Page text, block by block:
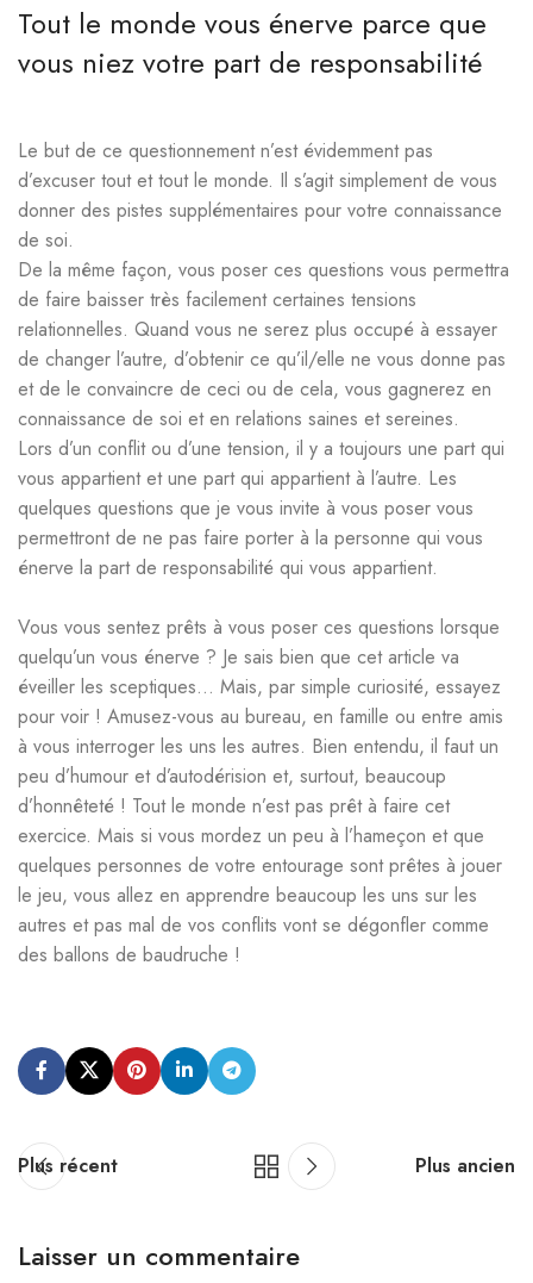
Tout le monde vous énerve parce que
vous niez votre part de responsabilité
Le but de ce questionnement n’est évidemment pas
d’excuser tout et tout le monde. Il s’agit simplement de vous
donner des pistes supplémentaires pour votre connaissance
de soi.
De la même façon, vous poser ces questions vous permettra
de faire baisser très facilement certaines tensions
relationnelles. Quand vous ne serez plus occupé à essayer
de changer l’autre, d’obtenir ce qu’il/elle ne vous donne pas
et de le convaincre de ceci ou de cela, vous gagnerez en
connaissance de soi et en relations saines et sereines.
Lors d’un conflit ou d’une tension, il y a toujours une part qui
vous appartient et une part qui appartient à l’autre. Les
quelques questions que je vous invite à vous poser vous
permettront de ne pas faire porter à la personne qui vous
énerve la part de responsabilité qui vous appartient.
Vous vous sentez prêts à vous poser ces questions lorsque
quelqu’un vous énerve ? Je sais bien que cet article va
éveiller les sceptiques… Mais, par simple curiosité, essayez
pour voir ! Amusez-vous au bureau, en famille ou entre amis
à vous interroger les uns les autres. Bien entendu, il faut un
peu d’humour et d’autodérision et, surtout, beaucoup
d’honnêteté ! Tout le monde n’est pas prêt à faire cet
exercice. Mais si vous mordez un peu à l’hameçon et que
quelques personnes de votre entourage sont prêtes à jouer
le jeu, vous allez en apprendre beaucoup les uns sur les
autres et pas mal de vos conflits vont se dégonfler comme
des ballons de baudruche !
Plus récent Plus ancien
Laisser un commentaire